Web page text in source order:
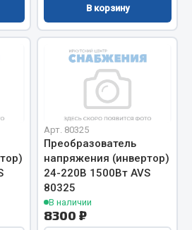
ещё
В корзину
Арт. 80325
Преобразователь
напряжения (инвертор)
24-220В 1500Вт AVS
80325
В наличии
8300 ₽